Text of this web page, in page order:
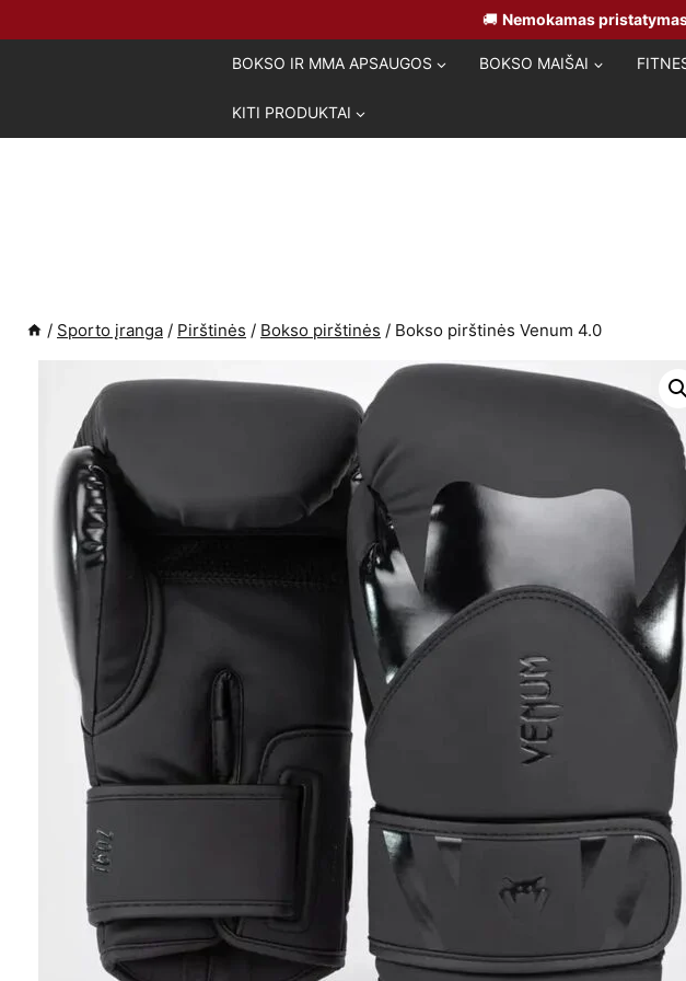
🚚 Nemokamas
BOKSO IR MMA APSAUGOS BOKSO MAIŠAI
KITI PRODUKTAI
/ Sporto įranga / Pirštinės / Bokso pirštinės / Bokso pirštinės Venum 4.0